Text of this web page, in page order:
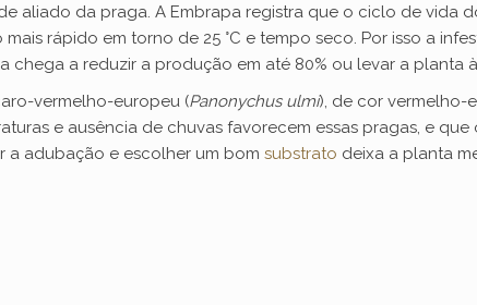
V
i
d
aliado da praga. A Embrapa registra que o ciclo de vida
rápido em torno de 25 °C e tempo seco. Por isso a
chega a reduzir a produção em até 80% ou levar a planta
vermelho-europeu (Panonychus ulmi), de cor vermelho-
e ausência de chuvas favorecem essas pragas, e
a adubação e escolher um bom substrato deixa a planta